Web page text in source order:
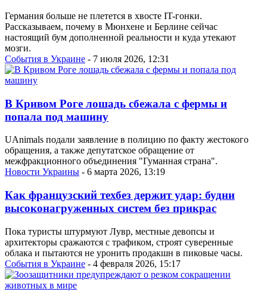
Германия больше не плетется в хвосте IT-гонки.
Рассказываем, почему в Мюнхене и Берлине сейчас
настоящий бум дополненной реальности и куда утекают
мозги.
События в Украине - 7 июля 2026, 12:31
В Кривом Роге лошадь сбежала с фермы и
попала под машину
UAnimals подали заявление в полицию по факту жестокого
обращения, а также депутатское обращение от
межфракционного объединения "Гуманная страна".
Новости Украины - 6 марта 2026, 13:19
Как французский техбез держит удар: будни
высоконагруженных систем без прикрас
Пока туристы штурмуют Лувр, местные девопсы и
архитекторы сражаются с трафиком, строят суверенные
облака и пытаются не уронить продакшн в пиковые часы.
События в Украине - 4 февраля 2026, 15:17